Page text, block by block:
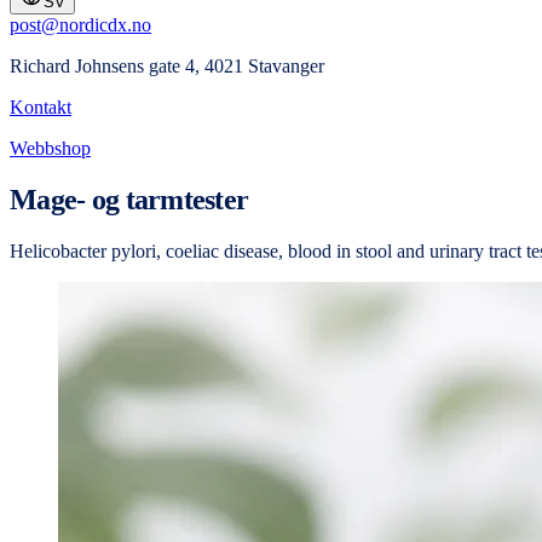
post@nordicdx.no
Richard Johnsens gate 4, 4021 Stavanger
Kontakt
Webbshop
Mage- og tarmtester
Helicobacter pylori, coeliac disease, blood in stool and urinary tract